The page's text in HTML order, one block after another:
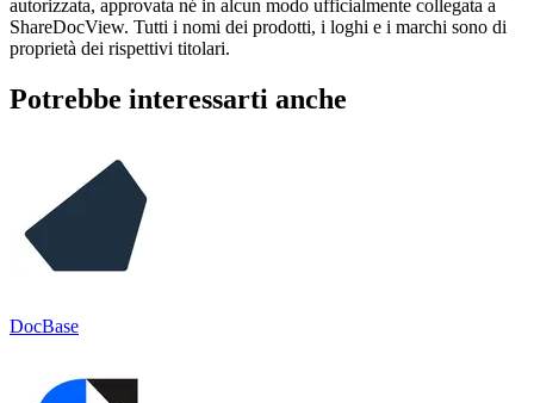
autorizzata, approvata né in alcun modo ufficialmente collegata a
ShareDocView. Tutti i nomi dei prodotti, i loghi e i marchi sono di
proprietà dei rispettivi titolari.
Potrebbe interessarti anche
DocBase